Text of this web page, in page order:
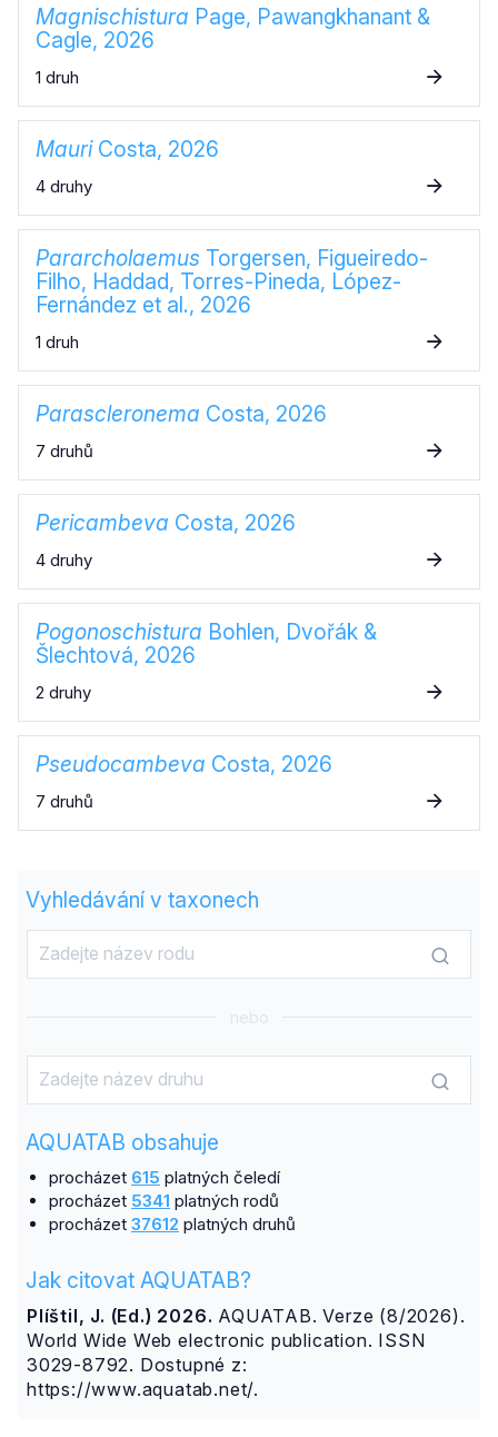
Magnischistura Page, Pawangkhanant &
Cagle, 2026
1 druh
MauriCosta, 2026
4 druhy
Pararcholaemus Torgersen, Figueiredo-
Filho, Haddad, Torres-Pineda, López-
Fernández et al., 2026
1 druh
Parascleronema Costa, 2026
7 druhů
Pericambeva Costa, 2026
4 druhy
Pogonoschistura Bohlen, Dvořák &
Šlechtová, 2026
2 druhy
Pseudocambeva Costa, 2026
7 druhů
Vyhledávání v taxonech
nebo
AQUATAB obsahuje
procházet 615 platných čeledí
procházet 5341 platných rodů
procházet 37612 platných druhů
Jak citovat AQUATAB?
Plíštil, J. (Ed.) 2026. AQUATAB. Verze (8/2026).
World Wide Web electronic publication. ISSN
3029-8792. Dostupné z:
https://www.aquatab.net/.